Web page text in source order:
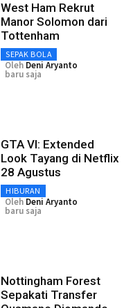
West Ham Rekrut
Manor Solomon dari
Tottenham
SEPAK BOLA
Oleh Deni Aryanto
baru saja
GTA VI: Extended
Look Tayang di Netflix
28 Agustus
HIBURAN
Oleh Deni Aryanto
baru saja
Nottingham Forest
Sepakati Transfer